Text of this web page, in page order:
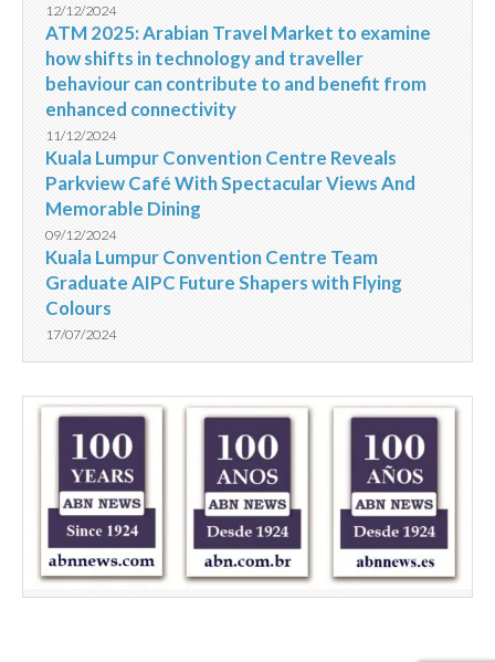
12/12/2024
ATM 2025: Arabian Travel Market to examine
how shifts in technology and traveller
behaviour can contribute to and benefit from
enhanced connectivity
11/12/2024
Kuala Lumpur Convention Centre Reveals
Parkview Café With Spectacular Views And
Memorable Dining
09/12/2024
Kuala Lumpur Convention Centre Team
Graduate AIPC Future Shapers with Flying
Colours
17/07/2024